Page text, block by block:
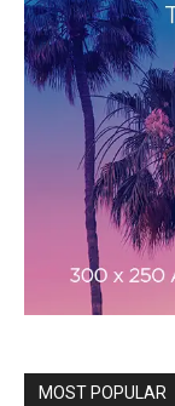
MOST POPULAR